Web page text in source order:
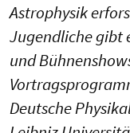
Astrophysik
Jugendliche gibt
und
Deutsche